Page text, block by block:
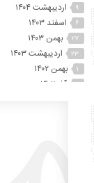
اردیبهشت ۱۴۰۴
اسفند ۱۴۰۳ ۶
بهمن ۱۴۰۳ ۲۷
اردیبهشت ۱۴۰۳ ۲۳
بهمن ۱۴۰۲
آذر ۱۴۰۲ ۲